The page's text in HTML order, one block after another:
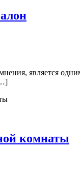
является
комнаты